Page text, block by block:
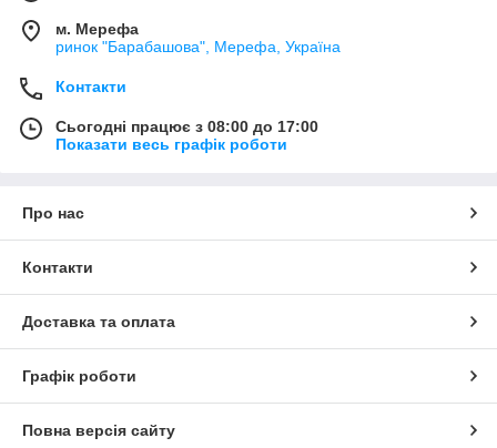
м. Мерефа
ринок "Барабашова", Мерефа, Україна
Контакти
Сьогодні працює з 08:00 до 17:00
Показати весь графік роботи
Про нас
Контакти
Доставка та оплата
Графік роботи
Повна версія сайту